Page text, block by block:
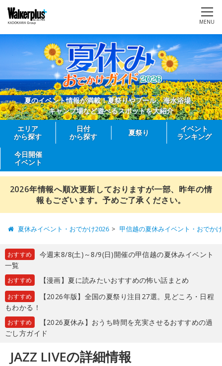
MENU
夏のイベント情報が満載！夏祭りやプール、海水浴場、
キャンプ場など遊べるスポットを大紹介
エリア
から探す
日付
から探す
夏祭り
イベント
ランキング
今日開催
イベント
2026年情報へ順次更新しておりますが一部、昨年の情
報もございます。予めご了承ください。
夏休みイベント・おでかけ2026 甲信越の夏休みイベント・おでか
おすすめ
今週末8/8(土)～8/9(日)開催の甲信越の夏休みイベント
一覧
おすすめ 【漫画】夏に読みたいおすすめの怖い話まとめ
おすすめ
【2026年版】全国の夏祭り注目27選。見どころ・日程
もわかる！
おすすめ
【2026夏休み】おうち時間を充実させるおすすめの過
ごし方ガイド
JAZZ LIVEの詳細情報